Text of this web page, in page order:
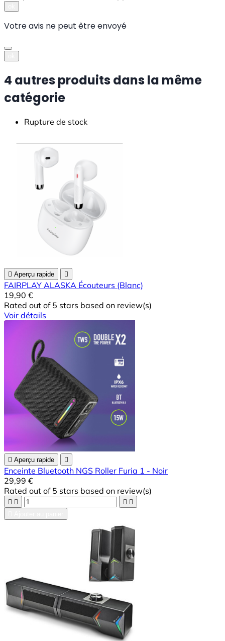
Votre avis ne peut être envoyé
4 autres produits dans la même
catégorie
Rupture de stock
 Aperçu rapide 
FAIRPLAY ALASKA Écouteurs (Blanc)
19,90 €
Rated out of 5 stars based on review(s)
Voir détails
 Aperçu rapide 
Enceinte Bluetooth NGS Roller Furia 1 - Noir
29,99 €
Rated out of 5 stars based on review(s)
   